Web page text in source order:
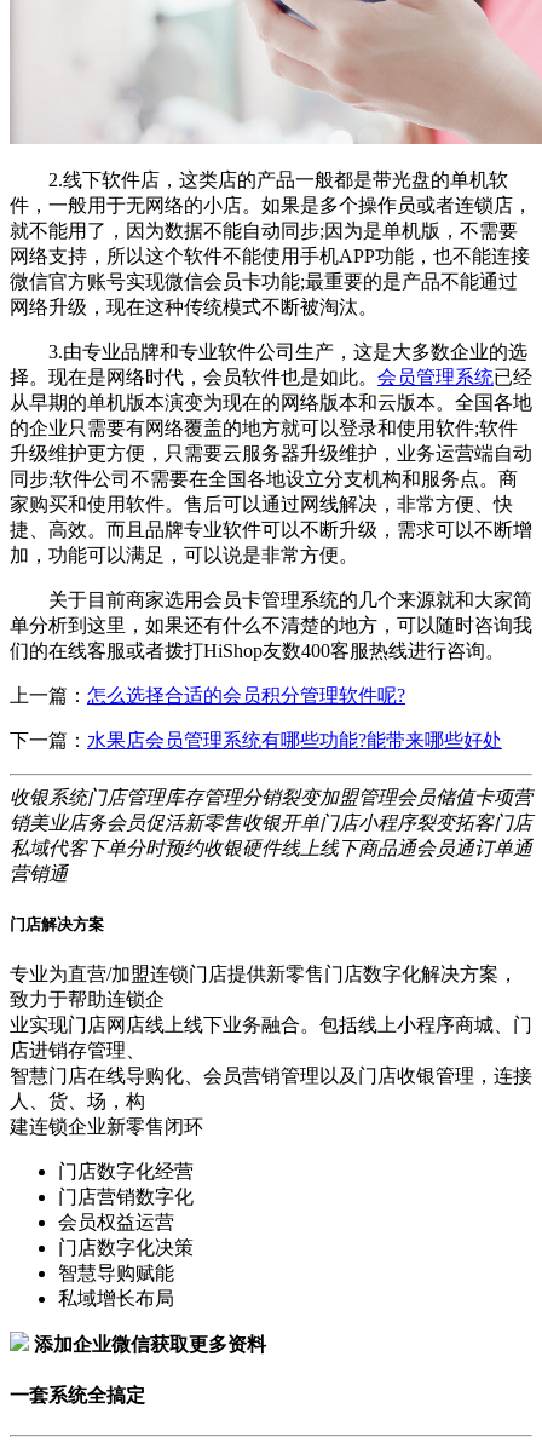
2.线下软件店，这类店的产品一般都是带光盘的单机软
件，一般用于无网络的小店。如果是多个操作员或者连锁店，
就不能用了，因为数据不能自动同步;因为是单机版，不需要
网络支持，所以这个软件不能使用手机APP功能，也不能连接
微信官方账号实现微信会员卡功能;最重要的是产品不能通过
网络升级，现在这种传统模式不断被淘汰。
3.由专业品牌和专业软件公司生产，这是大多数企业的选
择。现在是网络时代，会员软件也是如此。 会员管理系统已经
从早期的单机版本演变为现在的网络版本和云版本。全国各地
的企业只需要有网络覆盖的地方就可以登录和使用软件;软件
升级维护更方便，只需要云服务器升级维护，业务运营端自动
同步;软件公司不需要在全国各地设立分支机构和服务点。商
家购买和使用软件。售后可以通过网线解决，非常方便、快
捷、高效。而且品牌专业软件可以不断升级，需求可以不断增
加，功能可以满足，可以说是非常方便。
关于目前商家选用会员卡管理系统的几个来源就和大家简
单分析到这里，如果还有什么不清楚的地方，可以随时咨询我
们的在线客服或者拨打HiShop友数400客服热线进行咨询。
上一篇： 怎么选择合适的会员积分管理软件呢?
下一篇： 水果店会员管理系统有哪些功能?能带来哪些好处
收银系统门店管理库存管理分销裂变加盟管理会员储值卡项营
销美业店务会员促活新零售收银开单门店小程序裂变拓客门店
私域代客下单分时预约收银硬件线上线下商品通会员通订单通
营销通
门店解决方案
专业为直营/加盟连锁门店提供新零售门店数字化解决方案，
致力于帮助连锁企
业实现门店网店线上线下业务融合。包括线上小程序商城、门
店进销存管理、
智慧门店在线导购化、会员营销管理以及门店收银管理，连接
人、货、场，构
建连锁企业新零售闭环
门店数字化经营
门店营销数字化
会员权益运营
门店数字化决策
智慧导购赋能
私域增长布局
添加企业微信获取更多资料
一套系统全搞定